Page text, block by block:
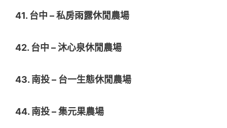
41. 台中 – 私房雨露休閒農場
42. 台中 – 沐心泉休閒農場
43. 南投 – 台一生態休閒農場
44. 南投 – 集元果農場